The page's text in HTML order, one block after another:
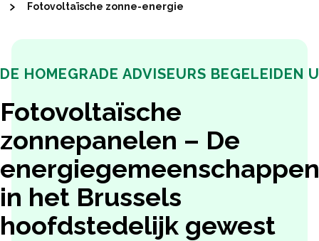
Fotovoltaïsche zonne-energie
DE HOMEGRADE ADVISEURS BEGELEIDEN U
Fotovoltaïsche
zonnepanelen – De
energiegemeenschappen
in het Brussels
hoofdstedelijk gewest